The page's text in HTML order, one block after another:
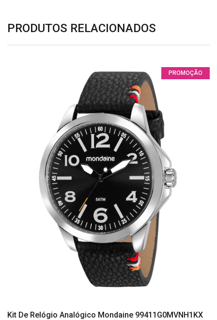
PRODUTOS RELACIONADOS
PROMOÇÃO
Kit De Relógio Analógico Mondaine 99411G0MVNH1KX